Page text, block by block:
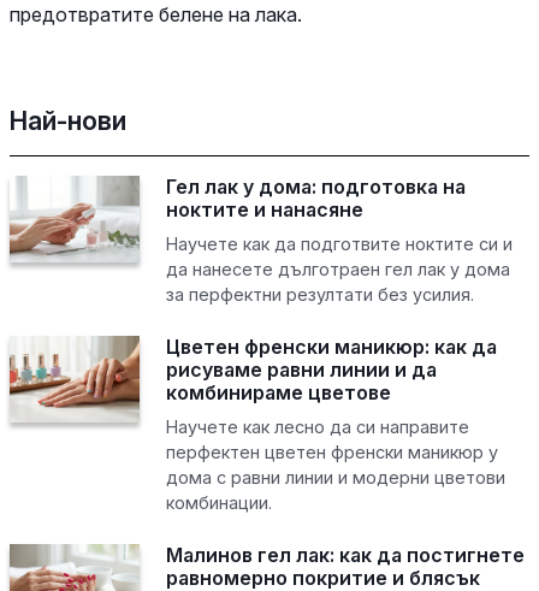
предотвратите белене на лака.
Най-нови
Гел лак у дома: подготовка на
ноктите и нанасяне
Научете как да подготвите ноктите си и
да нанесете дълготраен гел лак у дома
за перфектни резултати без усилия.
Цветен френски маникюр: как да
рисуваме равни линии и да
комбинираме цветове
Научете как лесно да си направите
перфектен цветен френски маникюр у
дома с равни линии и модерни цветови
комбинации.
Малинов гел лак: как да постигнете
равномерно покритие и блясък